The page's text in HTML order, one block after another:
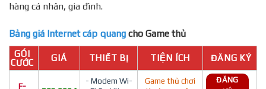
hàng cá nhân, gia đình.
Bảng giá Internet cáp quang cho Game thủ
GÓI
CƯỚC
GIÁ THIẾT BỊ TIỆN ÍCH ĐĂNG KÝ
F-
- Modem Wi-
Game thủ chơi
ĐĂNG